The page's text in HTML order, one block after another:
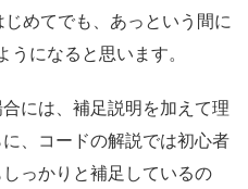
じめてでも、あっという間に
うになると思います。
には、補足説明を加えて理
、コードの解説では初心者
っかりと補足しているの